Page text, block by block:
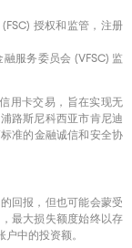
授权和监管，注册
服务委员会 (VFSC) 监
用卡交易，旨在实现无
路斯尼科西亚市肯尼迪
标准的金融诚信和安全协
回报，但也可能会蒙受
最大损失额度始终以存
户中的投资额。